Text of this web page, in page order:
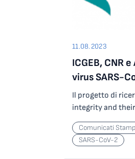
11.08.2023
ICGEB, CNR
virus SARS-
Il progetto di
integrity and
(Impatto delle
coinvolgimenti
come capofila il
for Genetic
Comunicati
SARS-CoV-2